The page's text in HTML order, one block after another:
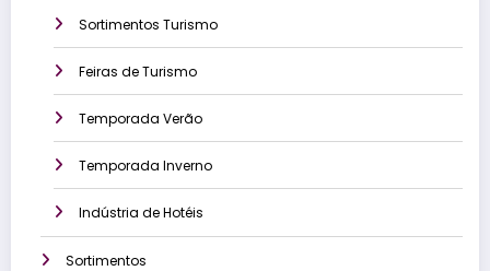
Sortimentos Turismo
Feiras de Turismo
Temporada Verão
Temporada Inverno
Indústria de Hotéis
Sortimentos